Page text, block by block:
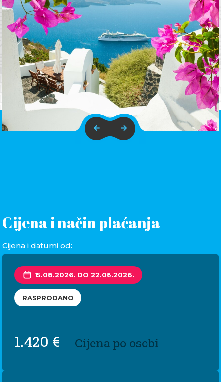
Cijena i način plaćanja
Cijena i datumi od:
15.08.2026. DO 22.08.2026.
RASPRODANO
1.420 € - Cijena po osobi